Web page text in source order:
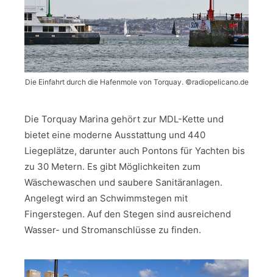
Die Einfahrt durch die Hafenmole von Torquay. ©radiopelicano.de
Die Torquay Marina gehört zur MDL-Kette und
bietet eine moderne Ausstattung und 440
Liegeplätze, darunter auch Pontons für Yachten bis
zu 30 Metern. Es gibt Möglichkeiten zum
Wäschewaschen und saubere Sanitäranlagen.
Angelegt wird an Schwimmstegen mit
Fingerstegen. Auf den Stegen sind ausreichend
Wasser- und Stromanschlüsse zu finden.